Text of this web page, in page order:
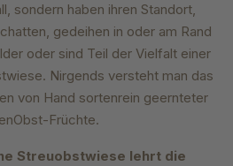
sondern haben ihren Standort,
gedeihen in oder am Rand
oder sind Teil der Vielfalt einer
Nirgends versteht man das
von Hand sortenrein geernteter
Früchte.
Streuobstwiese lehrt die